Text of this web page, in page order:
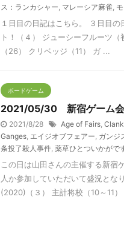
ス：ランカシャー, マレーシア麻雀,
１日目の日記はこちら。 ３日目
ト！（４） ジューシーフルーツ
（26） クリベッジ（11） ガ ...
ボードゲーム
2021/05/30 新宿ゲーム会
2021/8/28 Age of Fairs,
Ganges, エイジオブフェアー, ガンジ
条投了殺人事件, 薬草ひとついかがで
この日は山田さんの主催する新宿
人か参加していただいて盛況とな
(2020)（３） 主計将校（10～11）